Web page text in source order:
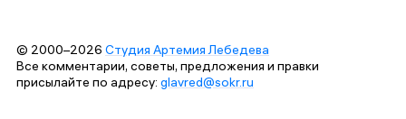
© 2000–2026 Студия Артемия Лебедева
Все комментарии, советы, предложения и правки
присылайте по адресу: glavred@sokr.ru